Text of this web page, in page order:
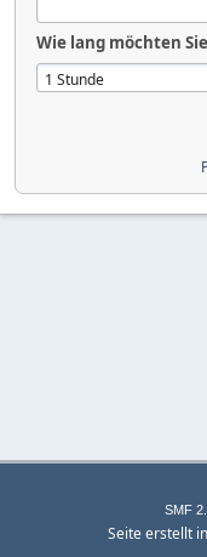
Wie lang möchten
SMF
Seite erstellt